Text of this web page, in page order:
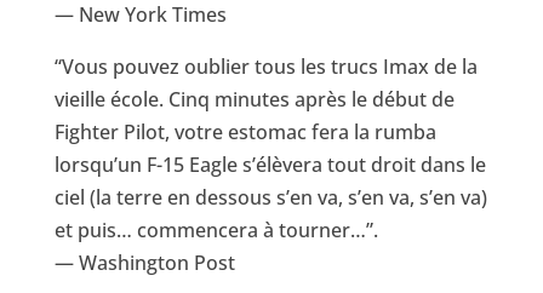
— New York Times
“Vous pouvez oublier tous les trucs Imax de la
vieille école. Cinq minutes après le début de
Fighter Pilot, votre estomac fera la rumba
lorsqu’un F-15 Eagle s’élèvera tout droit dans le
ciel (la terre en dessous s’en va, s’en va, s’en va)
et puis… commencera à tourner…”.
— Washington Post